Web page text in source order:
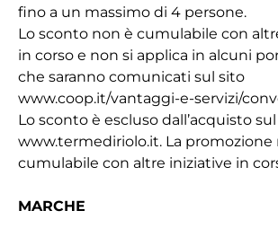
fino a un massimo di 4 persone.
Lo sconto non è cumulabile con
in corso e non si applica in alcuni
che saranno comunicati sul sito
www.coop.it/vantaggi-e-servizi/
Lo sconto è escluso dall’acquisto
www.termediriolo.it. La promozione
cumulabile con altre iniziative in
MARCHE